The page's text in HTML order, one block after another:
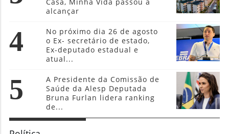
alcançar
4
No próximo dia 26 de agosto
o Ex- secretário de estado,
Ex-deputado estadual e
atual...
5
A Presidente da Comissão de
Saúde da Alesp Deputada
Bruna Furlan lidera ranking
de...